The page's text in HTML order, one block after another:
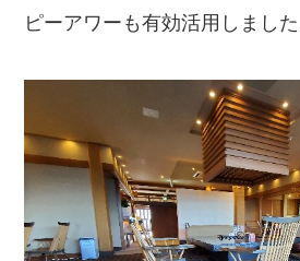
ピーアワーも有効活用しました